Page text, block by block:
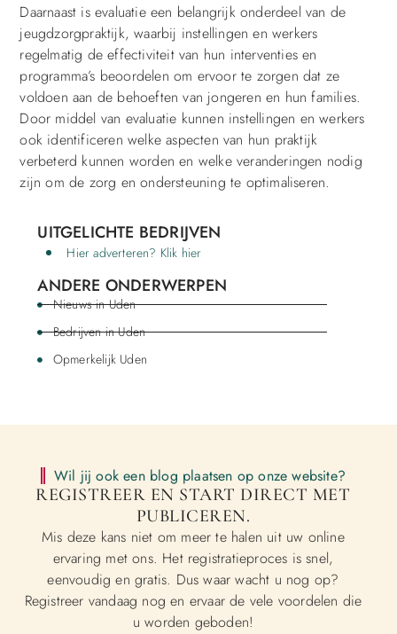
Daarnaast is evaluatie een belangrijk onderdeel van de
jeugdzorgpraktijk, waarbij instellingen en werkers
regelmatig de effectiviteit van hun interventies en
programma’s beoordelen om ervoor te zorgen dat ze
voldoen aan de behoeften van jongeren en hun families.
Door middel van evaluatie kunnen instellingen en werkers
ook identificeren welke aspecten van hun praktijk
verbeterd kunnen worden en welke veranderingen nodig
zijn om de zorg en ondersteuning te optimaliseren.
UITGELICHTE BEDRIJVEN
Hier adverteren? Klik hier
ANDERE ONDERWERPEN
Nieuws in Uden
Bedrijven in Uden
Opmerkelijk Uden
Wil jij ook een blog plaatsen op onze website?
REGISTREER EN START DIRECT MET
PUBLICEREN.
Mis deze kans niet om meer te halen uit uw online
ervaring met ons. Het registratieproces is snel,
eenvoudig en gratis. Dus waar wacht u nog op?
Registreer vandaag nog en ervaar de vele voordelen die
u worden geboden!